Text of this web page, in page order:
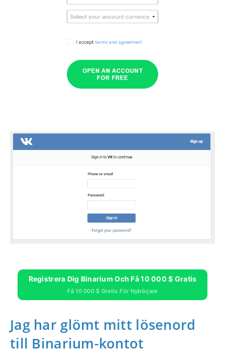
Registrera Dig Binarium Och Få 10 000 $ Gratis
Få 10 000 $ Gratis För Nybörjare
Jag har glömt mitt lösenord
till Binarium-kontot